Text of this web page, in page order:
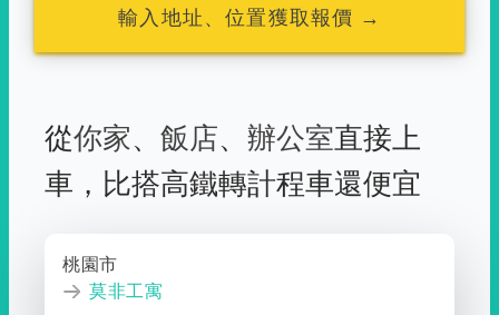
輸入地址、位置獲取報價 →
從你家、 飯店、 辦公室直接上
車， 比搭高鐵轉計程車還便宜
桃園市
莫非工寓